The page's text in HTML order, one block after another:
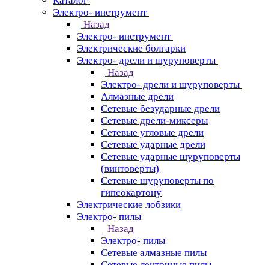
Электро- инструмент
Назад
Электро- инструмент
Электрические болгарки
Электро- дрели и шуруповерты
Назад
Электро- дрели и шуруповерты
Алмазные дрели
Сетевые безударные дрели
Сетевые дрели-миксеры
Сетевые угловые дрели
Сетевые ударные дрели
Сетевые ударные шуруповерты
(винтоверты)
Сетевые шуруповерты по
гипсокартону
Электрические лобзики
Электро- пилы
Назад
Электро- пилы
Сетевые алмазные пилы